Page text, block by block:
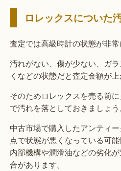
ロレックスについた
査定では高級時計の状態が非常
汚れがない、傷が少ない、ガ
くなどの状態だと査定金額が上
そのためロレックスを売る前
で汚れを落としておきましょう
中古市場で購入したアンティ
点で状態が悪くなっている可
内部機構や潤滑油などの劣化
合があります。